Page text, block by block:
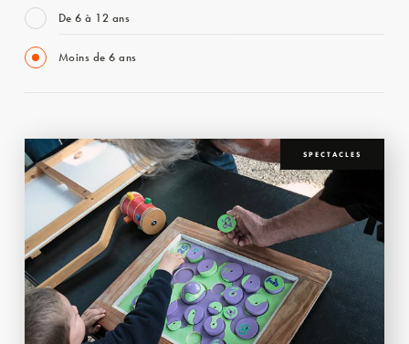
De 6 à 12 ans
Moins de 6 ans
SPECTACLES